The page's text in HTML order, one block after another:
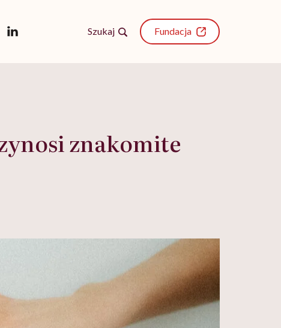
Szukaj Fundacja
znakomite